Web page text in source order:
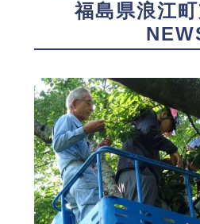
福島県浪江